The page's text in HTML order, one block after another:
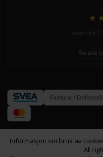
Se alle
Faktura /
Informasjon om bruk av
All